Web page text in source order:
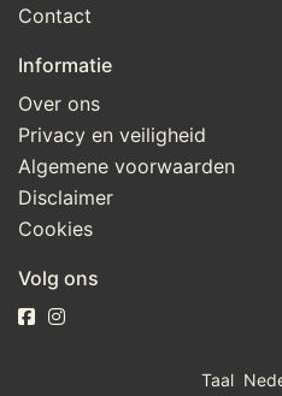
Contact
Informatie
Over ons
Privacy en veiligheid
Algemene voorwaarden
Disclaimer
Cookies
Volg ons
Taal